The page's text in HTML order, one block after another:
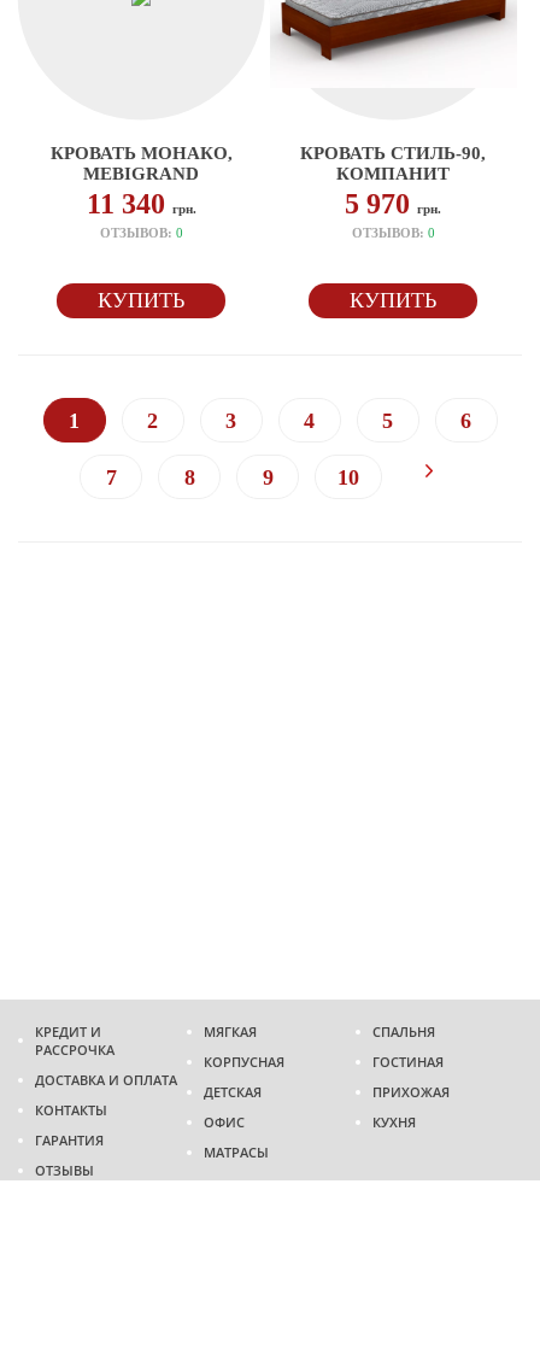
КРОВАТЬ МОНАКО,
MEBIGRAND
11 340 грн.
ОТЗЫВОВ: 0
КУПИТЬ
КРОВАТЬ СТИЛЬ-90,
КОМПАНИТ
5 970грн.
ОТЗЫВОВ: 0
КУПИТЬ
1 2 3 4 5 6
7 8 9 10
КРЕДИТ И
РАССРОЧКА
ДОСТАВКА И ОПЛАТА
КОНТАКТЫ
ГАРАНТИЯ
ОТЗЫВЫ
МЯГКАЯ
КОРПУСНАЯ
ДЕТСКАЯ
ОФИС
МАТРАСЫ
СПАЛЬНЯ
ГОСТИНАЯ
ПРИХОЖАЯ
КУХНЯ